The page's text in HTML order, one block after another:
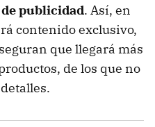
publicidad. Así, en
contenido exclusivo,
que llegará más
de los que no